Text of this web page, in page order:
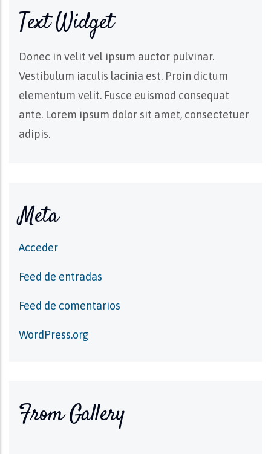
Text Widget
Donec in velit vel ipsum auctor pulvinar.
Vestibulum iaculis lacinia est. Proin dictum
elementum velit. Fusce euismod consequat
ante. Lorem ipsum dolor sit amet, consectetuer
adipis.
Meta
Acceder
Feed de entradas
Feed de comentarios
WordPress.org
From Gallery